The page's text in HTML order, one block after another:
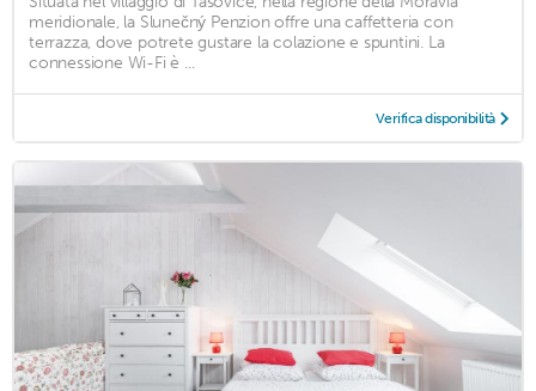
meridionale, la Slunečný Penzion offre una caffetteria con
terrazza, dove potrete gustare la colazione e spuntini. La
connessione Wi-Fi è ...
Verifica disponibilità